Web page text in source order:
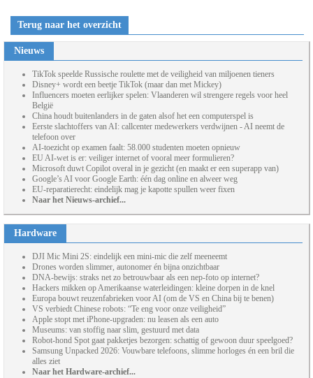
Terug naar het overzicht
Nieuws
TikTok speelde Russische roulette met de veiligheid van miljoenen tieners
Disney+ wordt een beetje TikTok (maar dan met Mickey)
Influencers moeten eerlijker spelen: Vlaanderen wil strengere regels voor heel
België
China houdt buitenlanders in de gaten alsof het een computerspel is
Eerste slachtoffers van AI: callcenter medewerkers verdwijnen - AI neemt de
telefoon over
AI-toezicht op examen faalt: 58.000 studenten moeten opnieuw
EU AI-wet is er: veiliger internet of vooral meer formulieren?
Microsoft duwt Copilot overal in je gezicht (en maakt er een superapp van)
Google’s AI voor Google Earth: één dag online en alweer weg
EU-reparatierecht: eindelijk mag je kapotte spullen weer fixen
Naar het Nieuws-archief...
Hardware
DJI Mic Mini 2S: eindelijk een mini-mic die zelf meeneemt
Drones worden slimmer, autonomer én bijna onzichtbaar
DNA-bewijs: straks net zo betrouwbaar als een nep-foto op internet?
Hackers mikken op Amerikaanse waterleidingen: kleine dorpen in de knel
Europa bouwt reuzenfabrieken voor AI (om de VS en China bij te benen)
VS verbiedt Chinese robots: “Te eng voor onze veiligheid”
Apple stopt met iPhone-upgraden: nu leasen als een auto
Museums: van stoffig naar slim, gestuurd met data
Robot-hond Spot gaat pakketjes bezorgen: schattig of gewoon duur speelgoed?
Samsung Unpacked 2026: Vouwbare telefoons, slimme horloges én een bril die
alles ziet
Naar het Hardware-archief...